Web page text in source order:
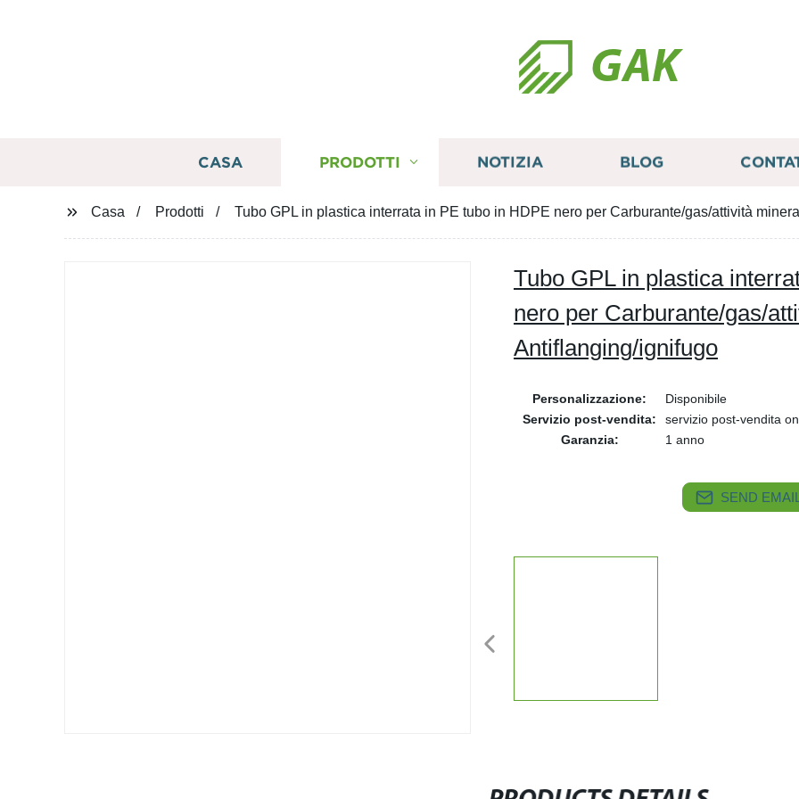
GAK
CASA PRODOTTI NOTIZIA BLOG
Casa Prodotti Tubo GPL in plastica interrata in PE tubo in HDPE nero per Carburante/gas/attività
Tubo GPL in plastica
nero per Carburante/gas/
Antiflanging/ignifugo
Personalizzazione:
Disponibile
Servizio post-vendita:
servizio post-vendita
Garanzia:
1 anno
SEND